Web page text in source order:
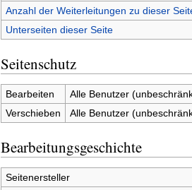
Anzahl der Weiterleitungen zu dieser
Unterseiten dieser Seite
Seitenschutz
Bearbeiten
Alle Benutzer
Verschieben
Alle Benutzer
Bearbeitungsgeschichte
Seitenersteller